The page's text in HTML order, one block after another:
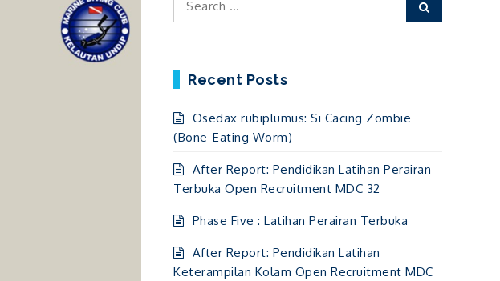
Recent Posts
Osedax rubiplumus: Si Cacing Zombie
(Bone-Eating Worm)
After Report: Pendidikan Latihan Perairan
Terbuka Open Recruitment MDC 32
Phase Five : Latihan Perairan Terbuka
After Report: Pendidikan Latihan
Keterampilan Kolam Open Recruitment MDC